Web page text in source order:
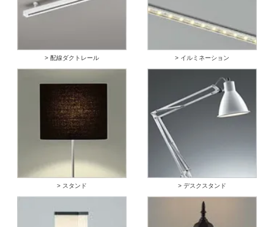
> 配線ダクトレール > イルミネーション
> スタンド > デスクスタンド